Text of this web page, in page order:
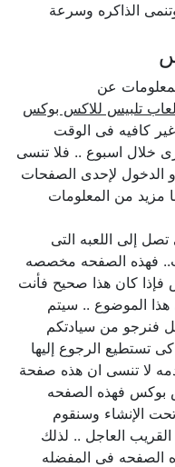
الذاكره وسرعة
عن
تلبيس للاكس بوكس
كافيه فى الوقت
خلال اسبوع .. فلا تنسى
لإحدى الصفحات
من المعلومات
إلى اللعبه التى
فهذه الصفحه مخصصه
كان هذا صحيح فأنت
الموضوع .. سيتم
من سيادتكم
تستطيع الرجوع إليها
لا تنسى ان هذه صفحة
فهذه الصفحه
الإنشاء وسنقوم
العاجل .. لذلك
فى المفضله